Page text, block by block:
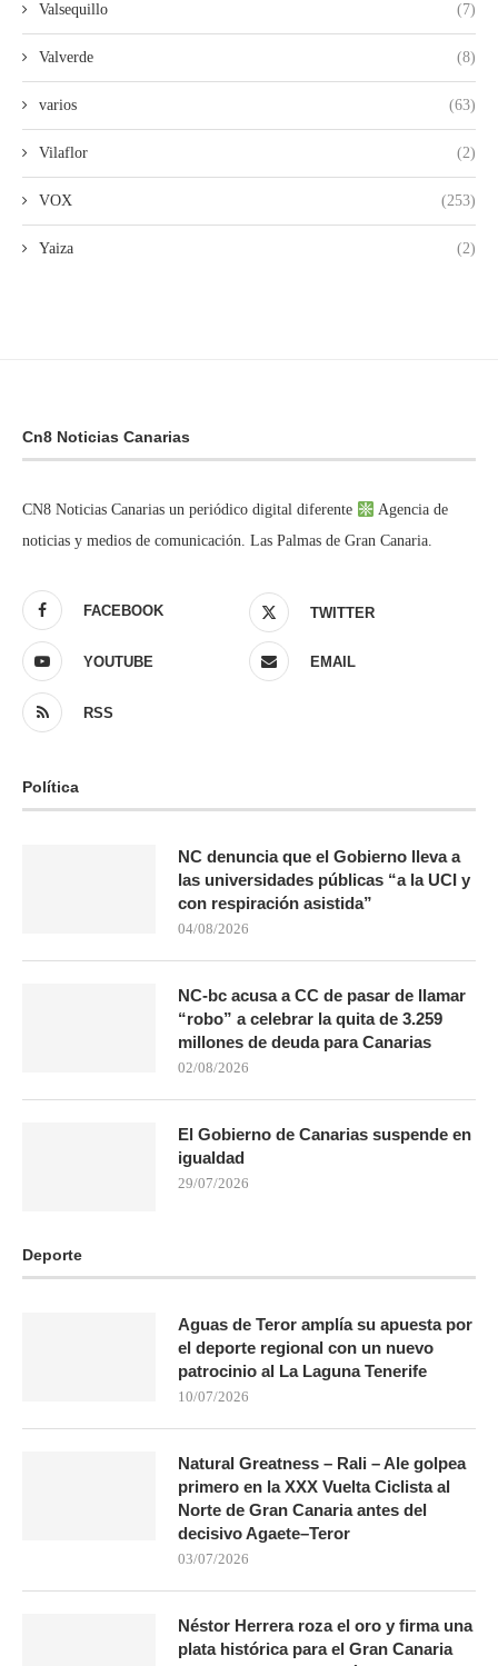
Valsequillo (7)
Valverde (8)
varios (63)
Vilaflor (2)
VOX (253)
Yaiza (2)
Cn8 Noticias Canarias
CN8 Noticias Canarias un periódico digital diferente
Agencia de
noticias y medios de comunicación. Las Palmas de Gran Canaria.
FACEBOOK TWITTER
YOUTUBE EMAIL
RSS
Política
NC denuncia que el Gobierno lleva a
las universidades públicas “a la UCI y
con respiración asistida”
04/08/2026
NC-bc acusa a CC de pasar de llamar
“robo” a celebrar la quita de 3.259
millones de deuda para Canarias
02/08/2026
El Gobierno de Canarias suspende en
igualdad
29/07/2026
Deporte
Aguas de Teror amplía su apuesta por
el deporte regional con un nuevo
patrocinio al La Laguna Tenerife
10/07/2026
Natural Greatness – Rali – Ale golpea
primero en la XXX Vuelta Ciclista al
Norte de Gran Canaria antes del
decisivo Agaete–Teror
03/07/2026
Néstor Herrera roza el oro y firma una
plata histórica para el Gran Canaria